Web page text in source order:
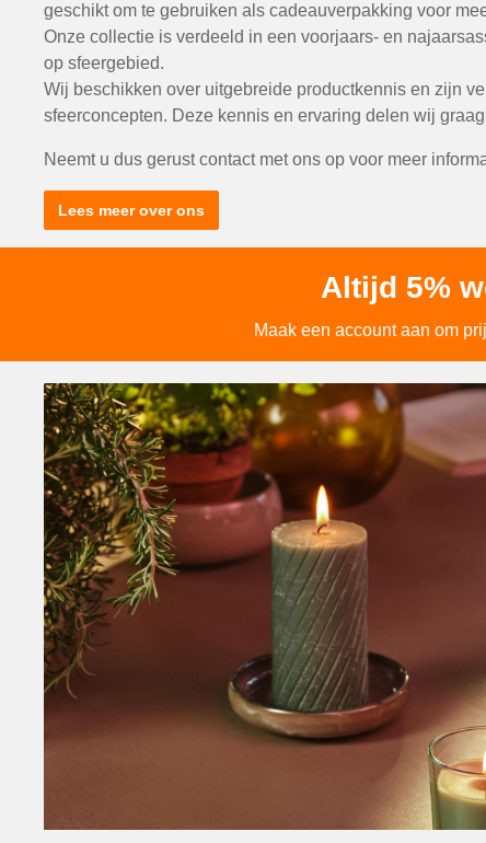
geschikt om te gebruiken als cadeauverpakking voor
Onze collectie is verdeeld in een voorjaars- en
op sfeergebied.
Wij beschikken over uitgebreide productkennis en zijn
sfeerconcepten. Deze kennis en ervaring delen wij
Neemt u dus gerust contact met ons op voor meer
Lees meer over ons
Altijd 5%
Maak een account aan om